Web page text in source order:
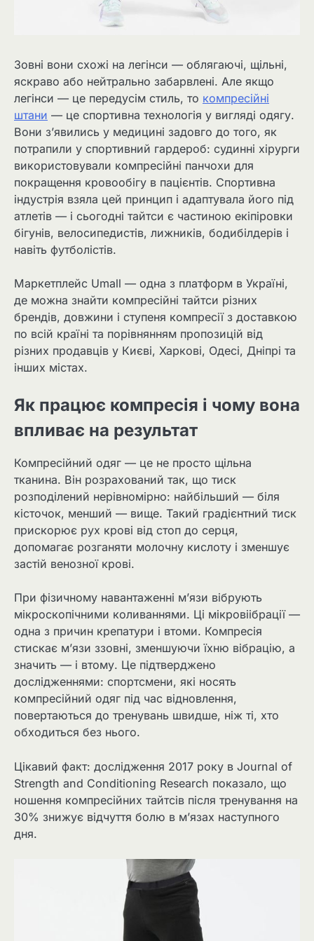
Зовні вони схожі на легінси — облягаючі, щільні,
яскраво або нейтрально забарвлені. Але якщо
легінси — це передусім стиль, то компресійні
штани — це спортивна технологія у вигляді одягу.
Вони з’явились у медицині задовго до того, як
потрапили у спортивний гардероб: судинні хірурги
використовували компресійні панчохи для
покращення кровообігу в пацієнтів. Спортивна
індустрія взяла цей принцип і адаптувала його під
атлетів — і сьогодні тайтси є частиною екіпіровки
бігунів, велосипедистів, лижників, бодибілдерів і
навіть футболістів.
Маркетплейс Umall — одна з платформ в Україні,
де можна знайти компресійні тайтси різних
брендів, довжини і ступеня компресії з доставкою
по всій країні та порівнянням пропозицій від
різних продавців у Києві, Харкові, Одесі, Дніпрі та
інших містах.
Як працює компресія і чому вона
впливає на результат
Компресійний одяг — це не просто щільна
тканина. Він розрахований так, що тиск
розподілений нерівномірно: найбільший — біля
кісточок, менший — вище. Такий градієнтний тиск
прискорює рух крові від стоп до серця,
допомагає розганяти молочну кислоту і зменшує
застій венозної крові.
При фізичному навантаженні м’язи вібрують
мікроскопічними коливаннями. Ці мікровіібрації —
одна з причин крепатури і втоми. Компресія
стискає м’язи ззовні, зменшуючи їхню вібрацію, а
значить — і втому. Це підтверджено
дослідженнями: спортсмени, які носять
компресійний одяг під час відновлення,
повертаються до тренувань швидше, ніж ті, хто
обходиться без нього.
Цікавий факт: дослідження 2017 року в Journal of
Strength and Conditioning Research показало, що
ношення компресійних тайтсів після тренування на
30% знижує відчуття болю в м’язах наступного
дня.